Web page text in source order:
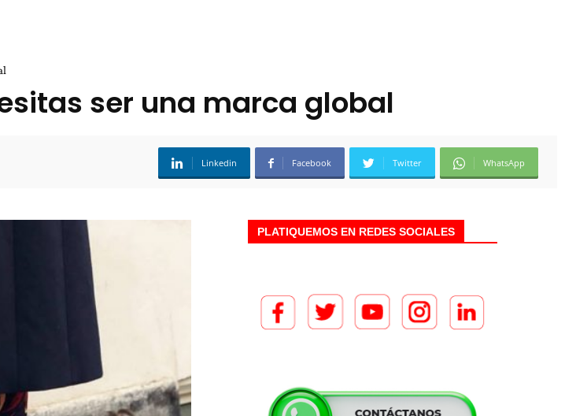
ser una marca global
Linkedin Facebook Twitter WhatsApp
PLATIQUEMOS EN REDES SOCIALES